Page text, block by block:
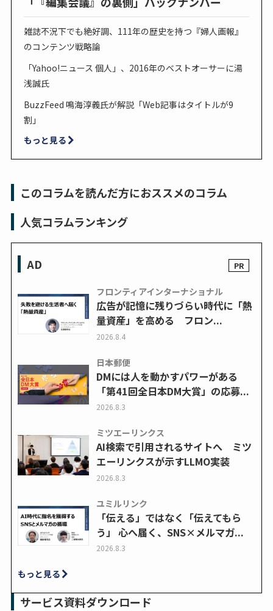
雑誌不況下でも絶好調、111年の歴史を持つ『婦人画報』
のコンテンツ戦略論
「Yahoo!ニュース 個人」、2016年のベストオーサーに湯
浅誠氏
BuzzFeed 鳴海淳義氏が解説「Web記事はタイトルが9
割」
もっと見る
このコラムを読んだ方におススメのコラム
人気コラムランキング
AD
フロンティアインターナショナル
広告が記憶に残りづらい時代に「熱
量資産」を高める フロン...
2026.8.4
日本郵便
DMには人を動かすパワーがある
「第41回全日本DM大賞」の応募...
2026.8.3
ミツエーリンクス
AI検索で引用されるサイトへ ミツ
エーリンクスが示すLLMO実装
2026.8.3
ユミルリンク
「伝える」ではなく「伝えてもら
う」 心へ届く、SNS×メルマガ...
2026.8.3
もっと見る
サービス資料ダウンロード